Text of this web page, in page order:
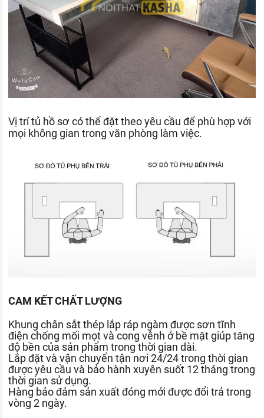
Vị trí tủ hồ sơ có thể đặt theo yêu cầu để phù hợp với
mọi không gian trong văn phòng làm việc.
CAM KẾT CHẤT LƯỢNG
Khung chân sắt thép lắp ráp ngàm được sơn tĩnh
điện chống mối mọt và cong vênh ở bề mặt giúp tăng
độ bền của sản phẩm trong thời gian dài.
Lắp đặt và vận chuyển tận nơi 24/24 trong thời gian
được yêu cầu và bảo hành xuyên suốt 12 tháng trong
thời gian sử dụng.
Hàng bảo đảm sản xuất đóng mới được đổi trả trong
vòng 2 ngày.